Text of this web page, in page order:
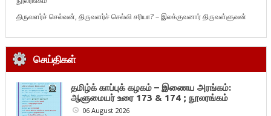
திருவளர்ச் செல்வன், திருவளர்ச் செல்வி சரியா? – இலக்குவனார் திருவள்ளுவன்
செய்திகள்
தமிழ்க் காப்புக் கழகம் – இணைய அரங்கம்:
ஆளுமையர் உரை 173 & 174 ; நூலரங்கம்
06 August 2026